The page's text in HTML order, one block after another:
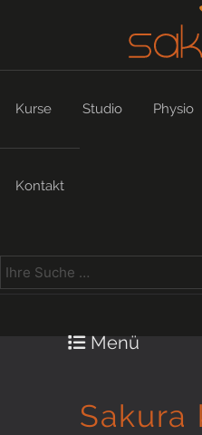
Kurse Studio Physio
Kontakt
Menü
Sakura